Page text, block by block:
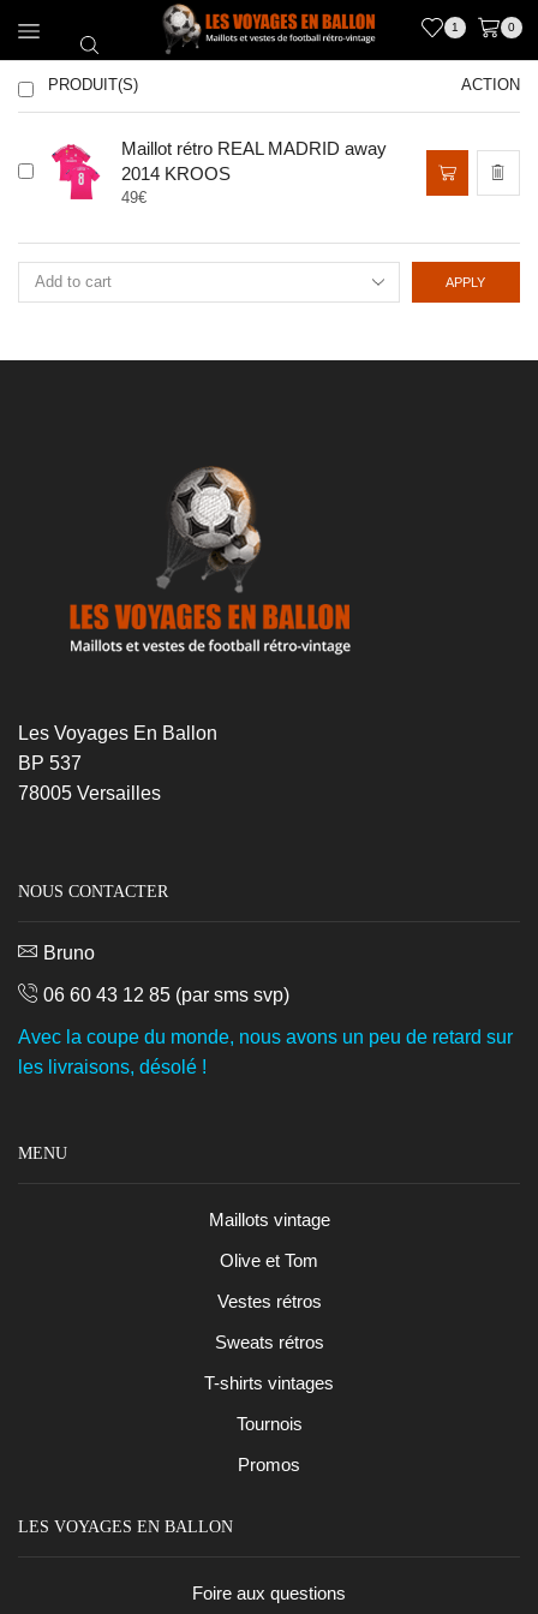
1 0
PRODUIT(S) ACTION
Maillot rétro REAL MADRID away
2014 KROOS
49€
produit
variations.
Les
optionsAPPLY
Les Voyages En Ballon
BP 537
78005 Versailles
NOUS CONTACTER
Bruno
06 60 43 12 85 (par sms svp)
Avec la coupe du monde, nous avons un peu de retard sur
les livraisons, désolé !
MENU
Maillots vintage
Olive et Tom
Vestes rétros
Sweats rétros
T-shirts vintages
Tournois
Promos
LES VOYAGES EN BALLON
Foire aux questions